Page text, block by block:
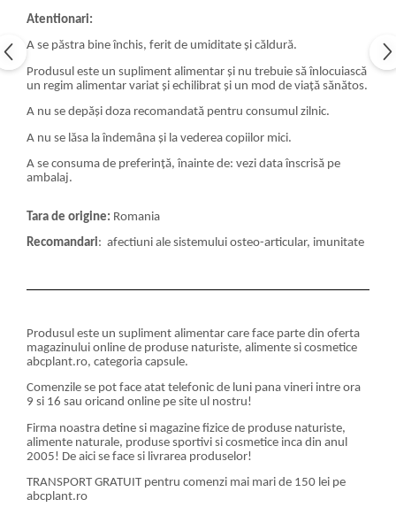
Atentionari:
A se păstra bine închis, ferit de umiditate și căldură.
Produsul este un supliment alimentar și nu trebuie să înlocuiască
un regim alimentar variat și echilibrat și un mod de viață sănătos.
A nu se depăși doza recomandată pentru consumul zilnic.
A nu se lăsa la îndemâna și la vederea copiilor mici.
A se consuma de preferință, înainte de: vezi data înscrisă pe
ambalaj.
Tara de origine: Romania
Recomandari: afectiuni ale sistemului osteo-articular, imunitate
Produsul este un supliment alimentar care face parte din oferta
magazinului online de produse naturiste, alimente si cosmetice
abcplant.ro, categoria capsule.
Comenzile se pot face atat telefonic de luni pana vineri intre ora
9 si 16 sau oricand online pe site ul nostru!
Firma noastra detine si magazine fizice de produse naturiste,
alimente naturale, produse sportivi si cosmetice inca din anul
2005! De aici se face si livrarea produselor!
TRANSPORT GRATUIT pentru comenzi mai mari de 150 lei pe
abcplant.ro